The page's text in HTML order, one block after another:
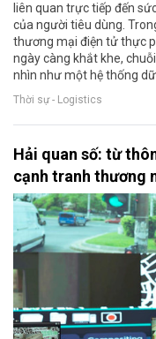
liên quan trực tiếp đến
của người tiêu dùng.
thương mại điện tử thực
ngày càng khắt khe,
nhìn như một hệ thống
Thời sự - Logistics
Hải quan số: từ
cạnh tranh thương